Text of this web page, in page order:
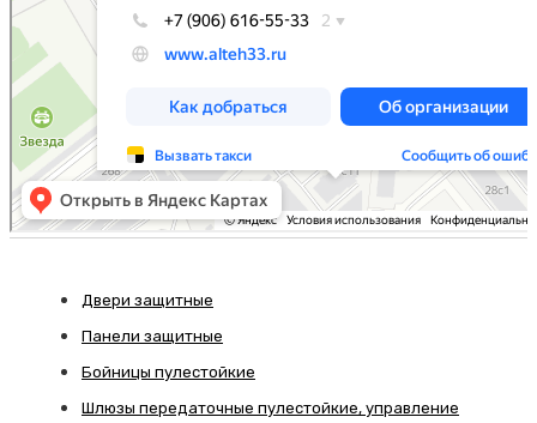
Двери защитные
Панели защитные
Бойницы пулестойкие
Шлюзы передаточные пулестойкие, управление